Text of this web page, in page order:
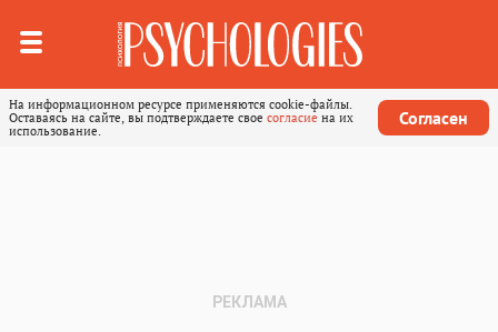
На информационном ресурсе применяются cookie-файлы.
Оставаясь на сайте, вы подтверждаете свое согласие на их
использование.
Согласен